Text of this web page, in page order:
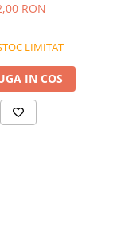
RON
LIMITAT
IN COS